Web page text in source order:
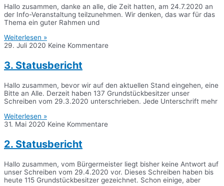
Hallo zusammen, danke an alle, die Zeit hatten, am 24.7.2020 an
der Info-Veranstaltung teilzunehmen. Wir denken, das war für das
Thema ein guter Rahmen und
Weiterlesen »
29. Juli 2020 Keine Kommentare
3. Statusbericht
Hallo zusammen, bevor wir auf den aktuellen Stand eingehen, eine
Bitte an Alle. Derzeit haben 137 Grundstückbesitzer unser
Schreiben vom 29.3.2020 unterschrieben. Jede Unterschrift mehr
Weiterlesen »
31. Mai 2020 Keine Kommentare
2. Statusbericht
Hallo zusammen, vom Bürgermeister liegt bisher keine Antwort auf
unser Schreiben vom 29.4.2020 vor. Dieses Schreiben haben bis
heute 115 Grundstückbesitzer gezeichnet. Schon einige, aber